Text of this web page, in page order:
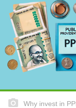
Why invest in